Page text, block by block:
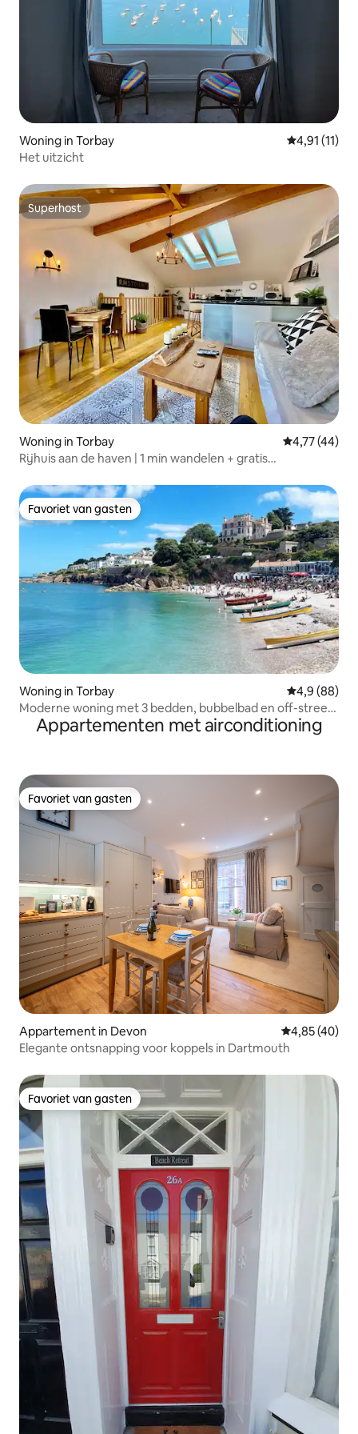
Woning in Torbay Gemiddelde
4,91 (11)
Het uitzicht
Superhost
Superhost
Woning in Torbay Gemiddelde
4,77 (44)
Rijhuis aan de haven | 1 min wandelen + gratis
Favoriet van gasten
Favoriet van gasten
Woning in Torbay Gemiddelde
4,9 (88)
Moderne woning met 3 bedden, bubbelbad en off-street
parkeren
Appartementen met airconditioning
Favoriet van gasten
Favoriet van gasten
Appartement in Devon Gemiddelde
4,85 (40)
Elegante ontsnapping voor koppels in Dartmouth
Favoriet van gasten
Favoriet van gasten